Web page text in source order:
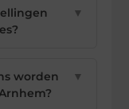
▼
worden
▼